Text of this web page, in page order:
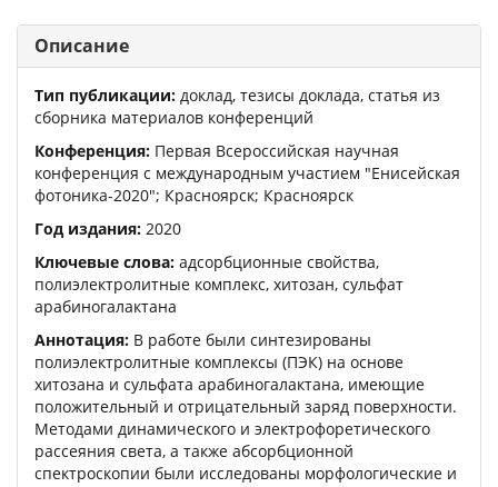
Описание
Тип публикации: доклад, тезисы доклада, статья из
сборника материалов конференций
Конференция: Первая Всероссийская научная
конференция с международным участием "Енисейская
фотоника-2020"; Красноярск; Красноярск
Год издания: 2020
Ключевые слова: адсорбционные свойства,
полиэлектролитные комплекс, хитозан, сульфат
арабиногалактана
Аннотация: В работе были синтезированы
полиэлектролитные комплексы (ПЭК) на основе
хитозана и сульфата арабиногалактана, имеющие
положительный и отрицательный заряд поверхности.
Методами динамического и электрофоретического
рассеяния света, а также абсорбционной
спектроскопии были исследованы морфологические и